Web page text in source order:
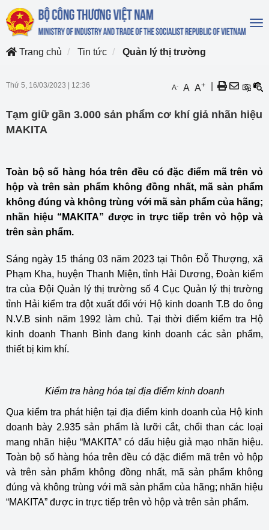
Trang chủ
Tin tức Quản lý thị trường
Thứ 5, 16/03/2023 12:36 A- A A+
Tạm giữ gần 3.000 sản phẩm cơ khí giả nhãn hiệu
MAKITA
Toàn bộ số hàng hóa trên đều có đặc điểm mã trên vỏ
hộp và trên sản phẩm không đồng nhất, mã sản phẩm
không đúng và không trùng với mã sản phẩm của hãng;
nhãn hiệu “MAKITA” được in trực tiếp trên vỏ hộp và
trên sản phẩm.
Sáng ngày 15 tháng 03 năm 2023 tại Thôn Đỗ Thượng, xã
Phạm Kha, huyện Thanh Miện, tỉnh Hải Dương, Đoàn kiểm
tra của Đội Quản lý thị trường số 4 Cục Quản lý thị trường
tỉnh Hải kiểm tra đột xuất đối với Hộ kinh doanh T.B do ông
N.V.B sinh năm 1992 làm chủ. Tại thời điểm kiểm tra Hộ
kinh doanh Thanh Bình đang kinh doanh các sản phẩm,
thiết bị kim khí.
Kiểm tra hàng hóa tại địa điểm kinh doanh
Qua kiểm tra phát hiện tại địa điểm kinh doanh của Hộ kinh
doanh bày 2.935 sản phẩm là lưỡi cắt, chổi than các loại
mang nhãn hiệu “MAKITA” có dấu hiệu giả mạo nhãn hiệu.
Toàn bộ số hàng hóa trên đều có đặc điểm mã trên vỏ hộp
và trên sản phẩm không đồng nhất, mã sản phẩm không
đúng và không trùng với mã sản phẩm của hãng; nhãn hiệu
“MAKITA” được in trực tiếp trên vỏ hộp và trên sản phẩm.